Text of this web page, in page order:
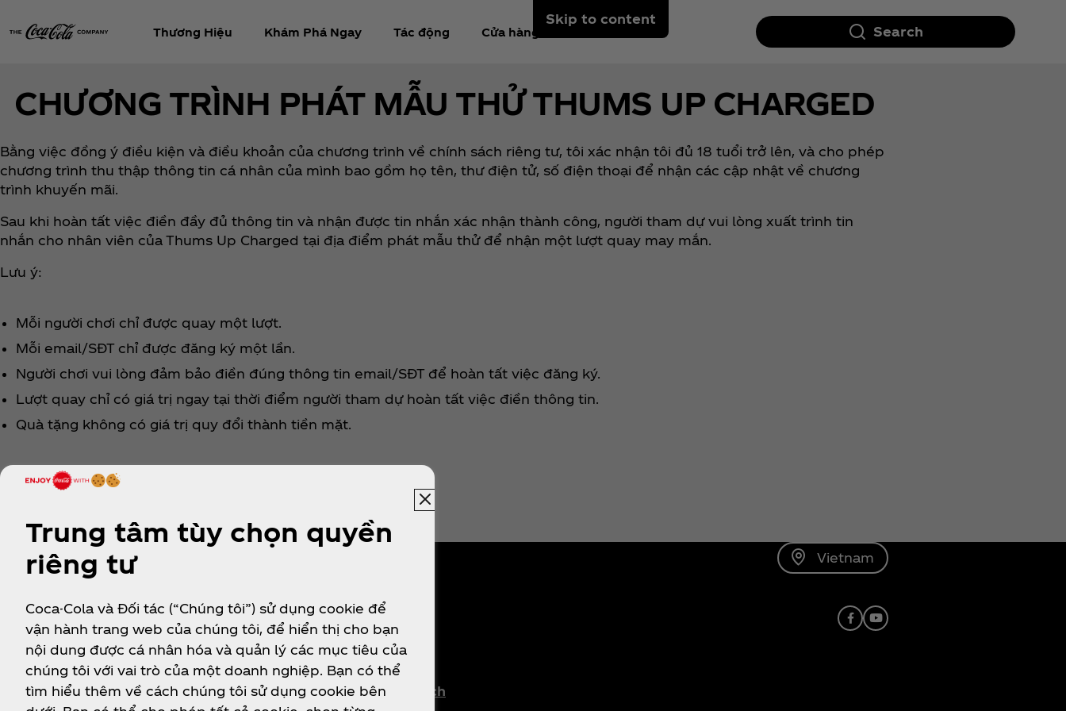
Skip to content
Thương Hiệu Khám Phá Ngay Tác động Cửa hàng Search
CHƯƠNG TRÌNH PHÁT MẪU THỬ THUMS UP CHARGED
Bằng việc đồng ý điều kiện và điều khoản của chương trình về chính sách riêng tư, tôi xác nhận tôi đủ 18 tuổi trở lên, và cho phép
chương trình thu thập thông tin cá nhân của mình bao gồm họ tên, thư điện tử, số điện thoại để nhận các cập nhật về chương
trình khuyến mãi.
Sau khi hoàn tất việc điền đầy đủ thông tin và nhận được tin nhắn xác nhận thành công, người tham dự vui lòng xuất trình tin
nhắn cho nhân viên của Thums Up Charged tại địa điểm phát mẫu thử để nhận một lượt quay may mắn.
Lưu ý:
Mỗi người chơi chỉ được quay một lượt.
Mỗi email/SĐT chỉ được đăng ký một lần.
Người chơi vui lòng đảm bảo điền đúng thông tin email/SĐT để hoàn tất việc đăng ký.
Lượt quay chỉ có giá trị ngay tại thời điểm người tham dự hoàn tất việc điền thông tin.
Quà tặng không có giá trị quy đổi thành tiền mặt.
Vietnam
Về chúng tôi
Our Company
Cần trợ giúp?
Câu Hỏi Thường Gặp
PHÁP LÝ
Chính Sách
Facebook
Youtube
Trung tâm tùy chọn quyền
riêng tư
Coca-Cola và Đối tác (“Chúng tôi”) sử dụng cookie để
vận hành trang web của chúng tôi, để hiển thị cho bạn
nội dung được cá nhân hóa và quản lý các mục tiêu của
chúng tôi với vai trò của một doanh nghiệp. Bạn có thể
tìm hiểu thêm về cách chúng tôi sử dụng cookie bên